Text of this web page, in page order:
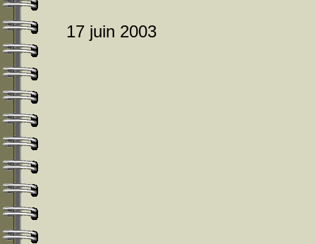
17 juin 2003